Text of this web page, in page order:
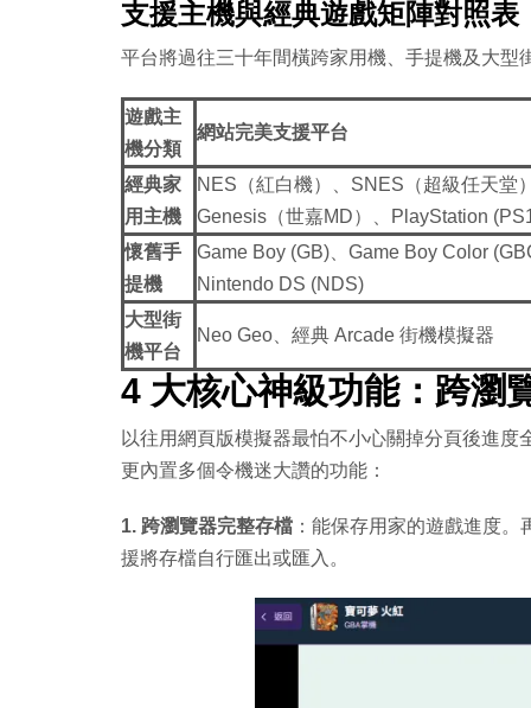
支援主機與經典遊戲矩陣對照表
平台將過往三十年間橫跨家用機、手提機及大型
遊戲主
機分類
網站完美支援平台
經典家
用主機
NES（紅白機）、SNES（超級任天堂
Genesis（世嘉MD）、PlayStation
懷舊手
提機
Game Boy (GB)、Game Boy Color
Nintendo DS (NDS)
大型街
機平台
Neo Geo、經典 Arcade 街機模擬器
4 大核心神級功能：跨瀏
以往用網頁版模擬器最怕不小心關掉分頁後進
更內置多個令機迷大讚的功能：
1. 跨瀏覽器完整存檔 ：能保存用家的遊戲進度
援將存檔自行匯出或匯入。